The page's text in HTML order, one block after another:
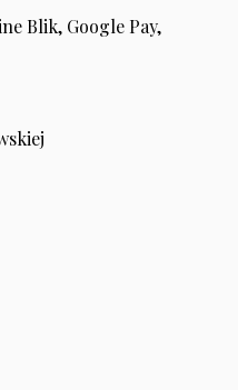
Blik, Google Pay,